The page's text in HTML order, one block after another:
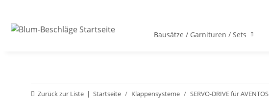
Bausätze / Garnituren / Sets
Zurück zur Liste Startseite Klappensysteme SERVO-DRIVE für AVENTOS